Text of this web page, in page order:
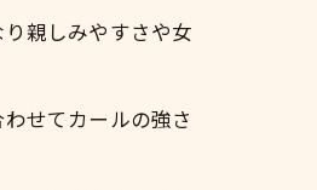
親しみやすさや女
せてカールの強さ